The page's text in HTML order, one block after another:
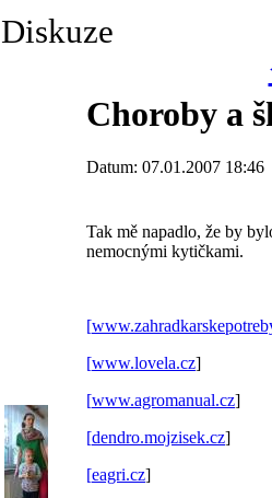
Diskuze
Choroby a
Datum: 07.01.2007 18:46
Tak mě napadlo, že by
nemocnými kytičkami.
[
[www.lovela.cz]
[www.agromanual.cz]
[dendro.mojzisek.cz]
[eagri.cz]